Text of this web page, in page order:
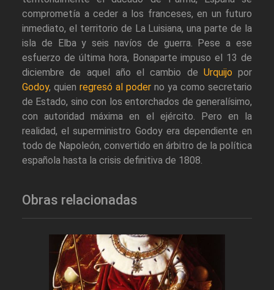
comprometía a ceder a los franceses, en un futuro
inmediato, el territorio de La Luisiana, una parte de la
isla de Elba y seis navíos de guerra. Pese a ese
esfuerzo de última hora, Bonaparte impuso el 13 de
diciembre de aquel año el cambio de Urquijo por
Godoy, quien regresó al poder no ya como secretario
de Estado, sino con los entorchados de generalísimo,
con autoridad máxima en el ejército. Pero en la
realidad, el superministro Godoy era dependiente en
todo de Napoleón, convertido en árbitro de la política
española hasta la crisis definitiva de 1808.
Obras relacionadas